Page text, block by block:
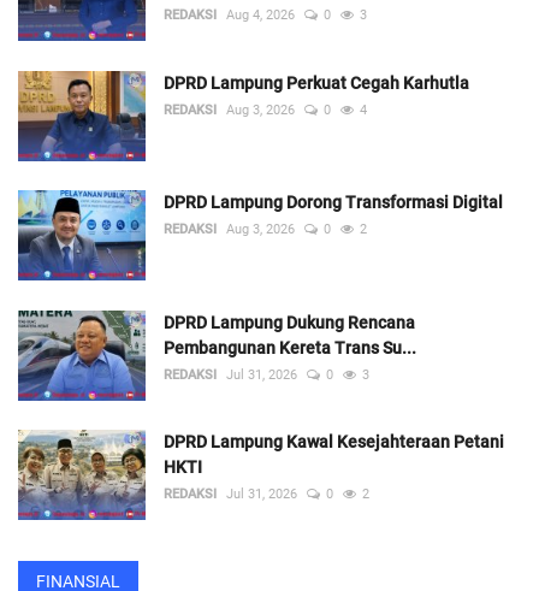
REDAKSI Aug 4, 2026 0 3
DPRD Lampung Perkuat Cegah Karhutla
REDAKSI Aug 3, 2026 0 4
DPRD Lampung Dorong Transformasi Digital
REDAKSI Aug 3, 2026 0 2
DPRD Lampung Dukung Rencana
Pembangunan Kereta Trans Su...
REDAKSI Jul 31, 2026 0 3
DPRD Lampung Kawal Kesejahteraan Petani
HKTI
REDAKSI Jul 31, 2026 0 2
FINANSIAL